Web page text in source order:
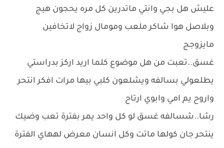
عليش هل بجي وانتي ماتدرين كل مره يحجون هيج
وبلاصل هوا شاكر ملعب ومومال زواج لاتخافين
مايزوجج
غسق..تعبت من هل موضوع كلما اريد اركز بدراستي
يطلعولي بسالفه ويشلعون كلبي بيها مرات افكر انتحر
واروح يم امي وابوي ارتاح
رشا..شسالفه غسق لو كل واحد يمر بفترة تعب وضيك
ينتحر جان كولها ماتت وكل انسان معرض لههاي الفترة